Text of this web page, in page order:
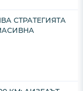
СТРАТЕГИЯТА